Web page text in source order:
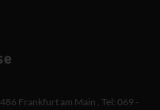
Frankfurt am Main , Tel: 069 -